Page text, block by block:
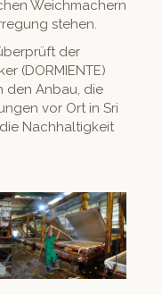
Weichmachern
stehen.
der
(DORMIENTE)
den Anbau, die
vor Ort in Sri
Nachhaltigkeit